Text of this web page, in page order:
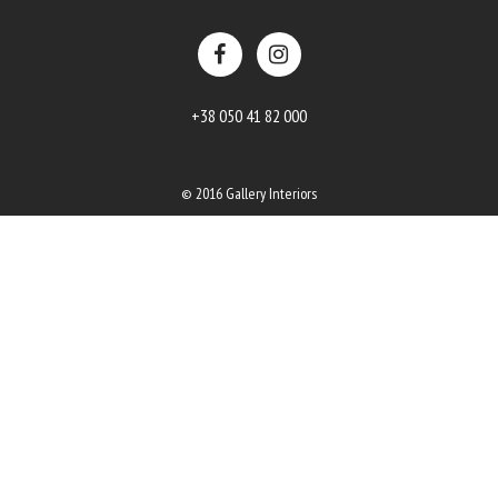
+38 050 41 82 000
© 2016 Gallery Interiors